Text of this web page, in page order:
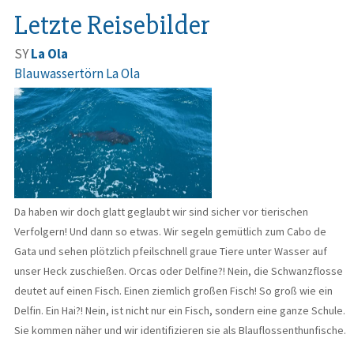
Letzte Reisebilder
SYLa Ola
Blauwassertörn La Ola
Da haben wir doch glatt geglaubt wir sind sicher vor tierischen
Verfolgern! Und dann so etwas. Wir segeln gemütlich zum Cabo de
Gata und sehen plötzlich pfeilschnell graue Tiere unter Wasser auf
unser Heck zuschießen. Orcas oder Delfine?! Nein, die Schwanzflosse
deutet auf einen Fisch. Einen ziemlich großen Fisch! So groß wie ein
Delfin. Ein Hai?! Nein, ist nicht nur ein Fisch, sondern eine ganze Schule.
Sie kommen näher und wir identifizieren sie als Blauflossenthunfische.